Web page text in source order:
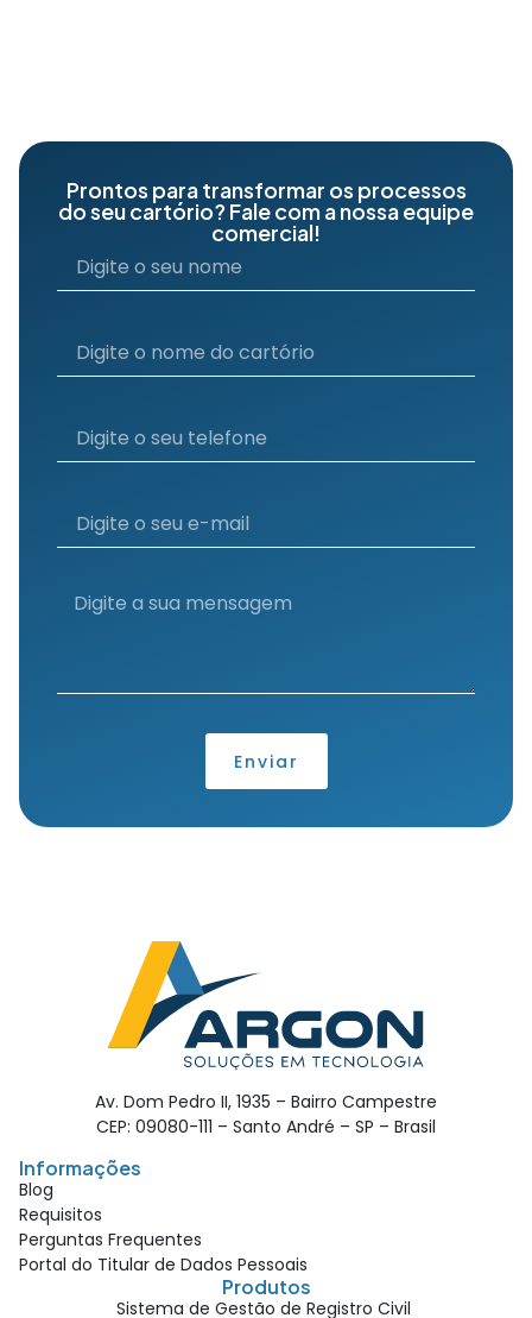
Prontos para transformar os processos
do seu cartório? Fale com a nossa equipe
comercial!
Enviar
Av. Dom Pedro II, 1935 – Bairro Campestre
CEP: 09080-111 – Santo André – SP – Brasil
Informações
Blog
Requisitos
Perguntas Frequentes
Portal do Titular de Dados Pessoais
Produtos
Sistema de Gestão de Registro Civil